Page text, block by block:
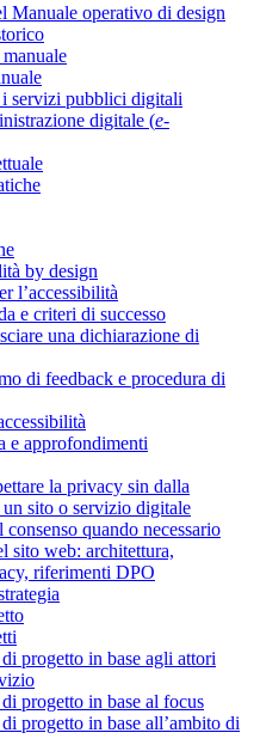
Manuale operativo di design
servizi pubblici digitali
digitale (e-
by design
l’accessibilità
e criteri di successo
una dichiarazione di
di feedback e procedura di
e approfondimenti
la privacy sin dalla
sito o servizio digitale
quando necessario
sito web: architettura,
riferimenti DPO
progetto in base agli attori
progetto in base al focus
progetto in base all’ambito di